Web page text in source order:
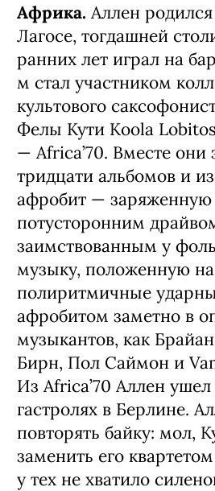
Африка. Аллен родился
Лагосе, тогдашней
ранних лет играл на
м стал участником
культового
Фелы Кути Koola
— Africa’70. Вместе они
тридцати альбомов и
афробит — заряженную
потусторонним
заимствованным у
музыку, положенную на
полиритмичные
афробитом заметно в
музыкантов, как
Бирн, Пол Саймон и
Из Africa’70 Аллен
гастролях в Берлине.
повторять байку: мол,
заменить его
у тех не хватило